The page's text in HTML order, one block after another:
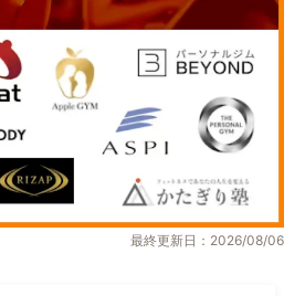
最終更新日：2026/08/06